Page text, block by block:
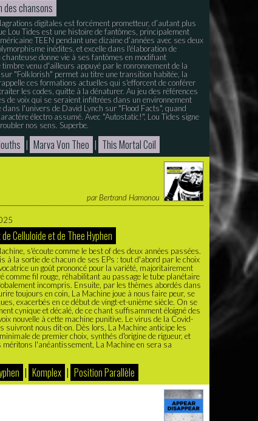
chansons
digitales est forcément prometteur, d’autant plus
Lou Tides est une histoire de fantômes, principalement
TEEN pendant une dizaine d’années avec ses deux
inédites, et excelle dans l'élaboration de
donne vie à ses fantômes en modifiant
venu d'ailleurs appuyé par le ronronnement de la
"Folklorish" permet au titre une transition habitée, la
ces formations actuelles qui s'efforcent de conférer
les codes, quitte à la dénaturer. Au jeu des références
voix qui se seraient infiltrées dans un environnement
l'univers de David Lynch sur "Flood Facts", quand
électro assumé. Avec "Autostatic!", Lou Tides signe
nos sens. Superbe.
| Marva Von Theo | This Mortal Coil
parBertrand Hamonou
Celluloide et de Thee Hyphen
s'écoute comme le best of des deux années passées.
à la sortie de chacun de ses EPs : tout d'abord par le choix
un goût prononcé pour la variété, majoritairement
comme fil rouge, réhabilitant au passage le tube planétaire
incompris. Ensuite, par les thèmes abordés dans
toujours en coin, La Machine joue à nous faire peur, se
exacerbés en ce début de vingt-et-unième siècle. On se
cynique et décalé, de ce chant suffisamment éloigné des
nouvelle à cette machine punitive. Le virus de la Covid-
suivront nous dit-on. Dès lors, La Machine anticipe les
de premier choix, synthés d'origine de rigueur, et
l'anéantissement, La Machine en sera sa
| Komplex | Position Parallèle